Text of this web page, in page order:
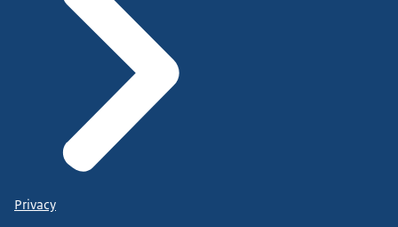
Privacy